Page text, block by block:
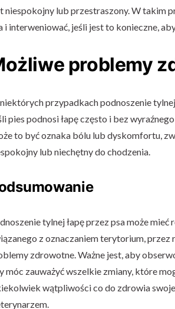
niespokojny lub przestraszony. W takim
i interweniować, jeśli jest to konieczne,
problemy
przypadkach podnoszenie
pies podnosi łapę często i bez
to być oznaka bólu lub dyskomfortu,
lub niechętny do chodzenia.
tylnej łapę przez psa może
z oznaczaniem terytorium, przez
zdrowotne. Ważne jest, aby
móc zauważyć wszelkie zmiany, które
wątpliwości co do zdrowia